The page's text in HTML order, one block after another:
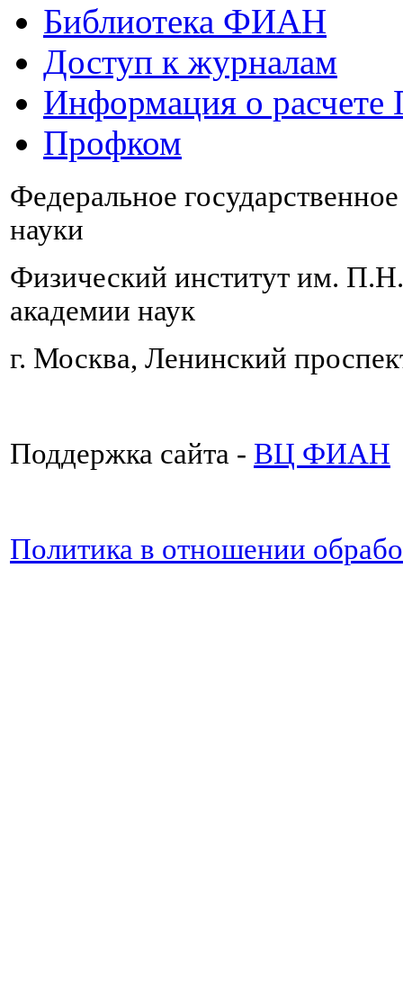
Библиотека ФИАН
Доступ к журналам
Информация о
Профком
Федеральное
науки
Физический институт им.
академии наук
г. Москва, Ленинский
Поддержка сайта - ВЦ ФИАН
Политика в отношении